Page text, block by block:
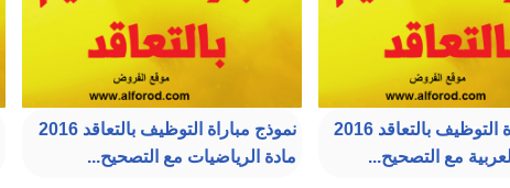
نموذج مباراة التوظيف بالتعاقد 2016
مع التصحيح...
نموذج مباراة التوظيف بالتعاقد 2016
مادة الرياضيات مع التصحيح...